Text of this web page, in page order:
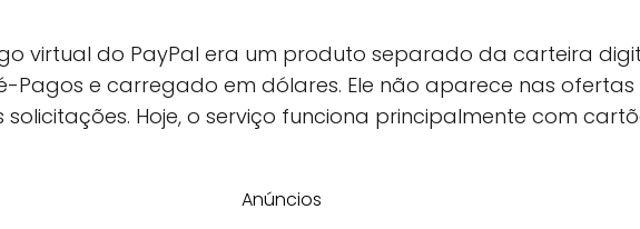
virtual do PayPal era um produto separado da carteira
Pagos e carregado em dólares. Ele não aparece nas
solicitações. Hoje, o serviço funciona principalmente com
Anúncios